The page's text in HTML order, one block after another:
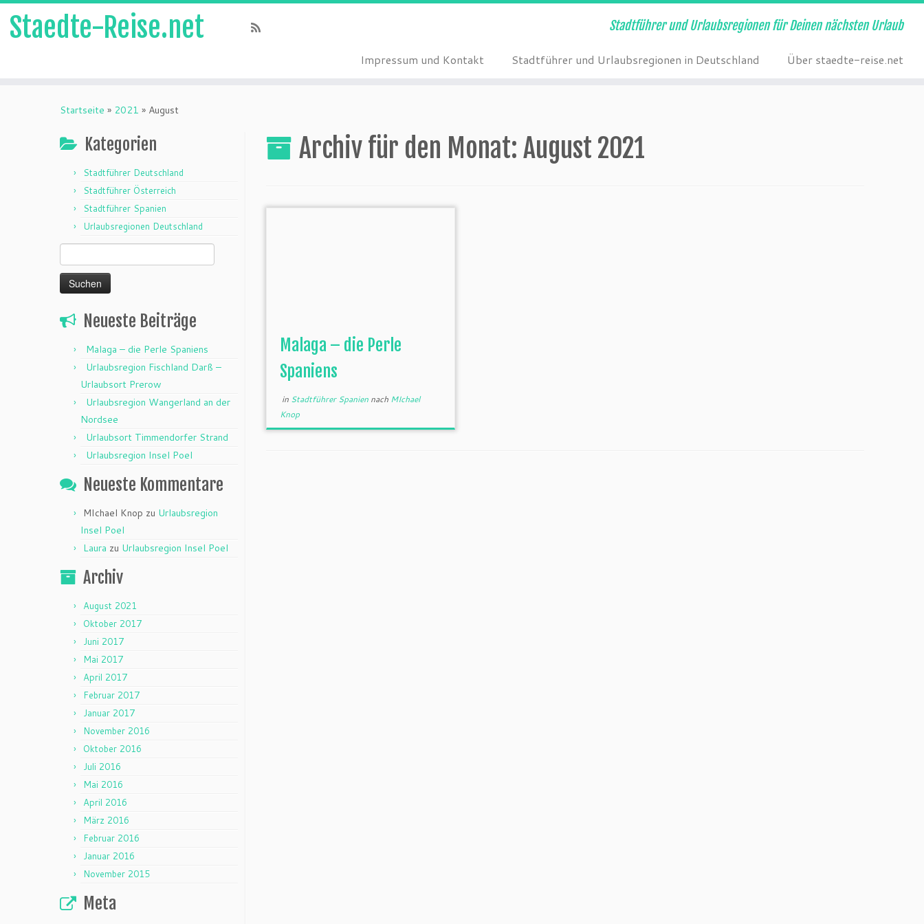
Staedte-Reise.net Stadtführer und Urlaubsregionen für Deinen nächsten Urlaub
Impressum und Kontakt Stadtführer und Urlaubsregionen in Deutschland Über staedte-reise.net
Startseite » 2021 » August
Kategorien
Stadtführer Deutschland
Stadtführer Österreich
Stadtführer Spanien
Urlaubsregionen Deutschland
nach:
Neueste Beiträge
Malaga – die Perle Spaniens
Urlaubsregion Fischland Darß –
Urlaubsort Prerow
Urlaubsregion Wangerland an der
Nordsee
Urlaubsort Timmendorfer Strand
Urlaubsregion Insel Poel
Neueste Kommentare
MIchael Knop zu Urlaubsregion
Insel Poel
Laura zu Urlaubsregion Insel Poel
Archiv
August 2021
Oktober 2017
Juni 2017
Mai 2017
April 2017
Februar 2017
Januar 2017
November 2016
Oktober 2016
Juli 2016
Mai 2016
April 2016
März 2016
Februar 2016
Januar 2016
November 2015
Meta
Archiv für den Monat: August 2021
Malaga – die Perle
Spaniens
in Stadtführer Spanien nach MIchael
Knop